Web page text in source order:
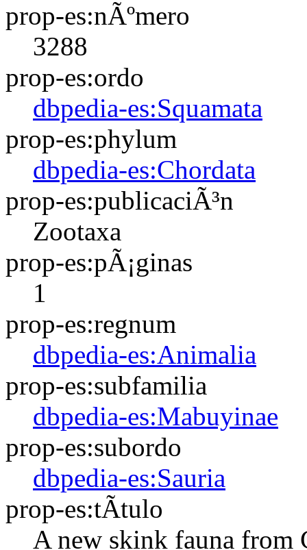
prop-es:nÃºmero
3288
prop-es:ordo
dbpedia-es:Squamata
prop-es:phylum
dbpedia-es:Chordata
prop-es:publicaciÃ³n
Zootaxa
prop-es:pÃ¡ginas
1
prop-es:regnum
dbpedia-es:Animalia
prop-es:subfamilia
dbpedia-es:Mabuyinae
prop-es:subordo
dbpedia-es:Sauria
prop-es:tÃ­tulo
A new skink fauna from